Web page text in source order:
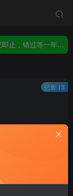
2026年新增【永久会员】限时特价，售完即止，错过等一年！！！
2026年新增【永久会员】限时特价，售完即止，错过等一年！！！
会员免费下载资源
已售 13